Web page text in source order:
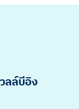
ลล์บีอิง